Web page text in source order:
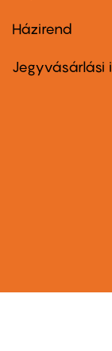
Footer
second
Házirend
Jegyvásárlási